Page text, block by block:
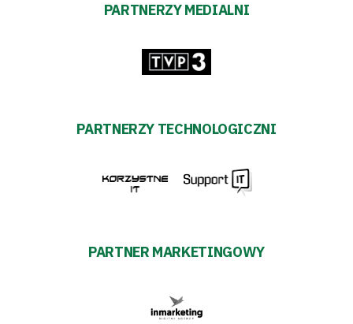
PARTNERZY MEDIALNI
PARTNERZY TECHNOLOGICZNI
PARTNER MARKETINGOWY